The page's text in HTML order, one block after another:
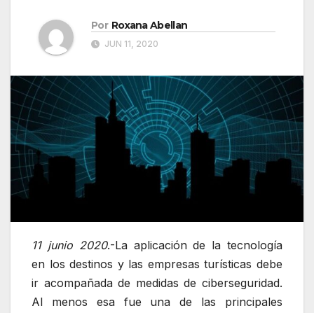
Por Roxana Abellan
JUN 11, 2020
11 junio 2020.-La aplicación de la tecnología
en los destinos y las empresas turísticas debe
ir acompañada de medidas de ciberseguridad.
Al menos esa fue una de las principales